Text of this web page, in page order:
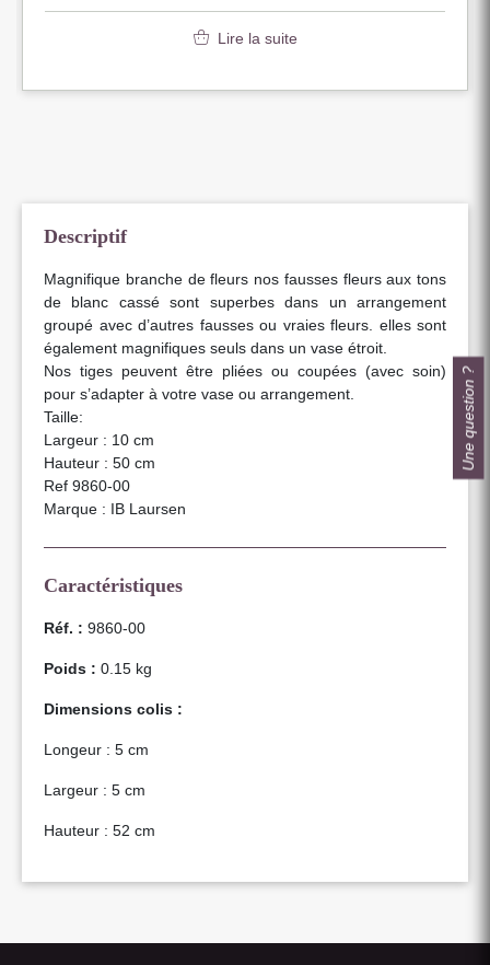
Lire la suite
Descriptif
Magnifique branche de fleurs nos fausses fleurs aux tons
de blanc cassé sont superbes dans un arrangement
groupé avec d’autres fausses ou vraies fleurs. elles sont
également magnifiques seuls dans un vase étroit.
Nos tiges peuvent être pliées ou coupées (avec soin)
pour s’adapter à votre vase ou arrangement.
Taille:
Largeur : 10 cm
Hauteur : 50 cm
Ref 9860-00
Marque : IB Laursen
Caractéristiques
Réf. : 9860-00
Poids : 0.15 kg
Dimensions colis :
Longeur : 5 cm
Largeur : 5 cm
Hauteur : 52 cm
Une question ?